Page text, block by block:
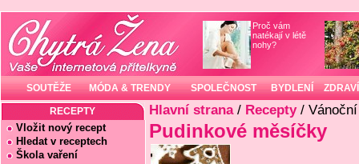
Proč vám
natékají v létě
nohy?
SOUTĚŽE MÓDA & TRENDY SPOLEČNOST BYDLENÍ ZDRAVÍ
RECEPTY
Vložit nový recept
Hledat v receptech
Škola vaření
Hlavní strana/ Recepty/
Pudinkové měsíčky